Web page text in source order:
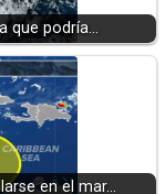
que podría…
en el mar…